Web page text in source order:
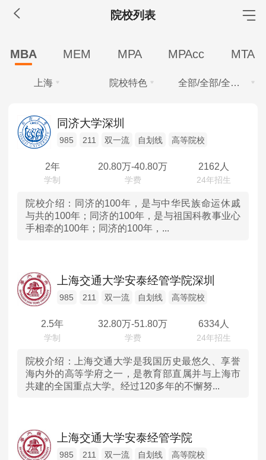
院校列表
院校库
考试真题
招生简章
MEM工程管理
院校库 考试报名 招生政策 学制学费
考试真题
报考经验 招生简章
院校库 考试报名 招生政策 学制学费
报名流程
院校库 考试报名 招生政策 学制学费
MTA旅游管理
院校库 考试报名 招生政策 学制学费
报名流程
考试真题
报考经验 招生简章
MBA MEM MPA MPAcc MTA
上海
北京
河北
山西
吉林
上海
江苏
安徽
院校特色
985
双一流
自划线
全部/全部/全日制
全部
全部 2年 2.5年
学习方式
同济大学深圳
985 211 双一流 自划线 高等院校
2年 20.80万-40.80万 2162人
院校介绍： 同济的100年，是与中华民族命运休戚
与共的100年；同济的100年，是与祖国科教事业心
手相牵的100年；同济的100年，...
上海交通大学安泰经管学院深圳
985 211 双一流 自划线 高等院校
2.5年 32.80万-51.80万 6334人
院校介绍：
上海交通大学是我国历史最悠久、享誉
海内外的高等学府之一，是教育部直属并与上海市
共建的全国重点大学。经过120多年的不懈努...
上海交通大学安泰经管学院
985 211 双一流 自划线 高等院校